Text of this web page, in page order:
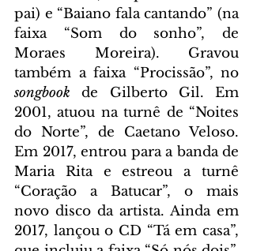
pai) e “Baiano fala cantando” (na
faixa “Som do sonho”, de
Moraes Moreira). Gravou
songbook de Gilberto Gil. Em
2001, atuou na turnê de “Noites
Em 2017, entrou para a banda de
Maria Rita e estreou a turnê
“Coração a Batucar”, o mais
novo disco da artista. Ainda em
2017, lançou o CD “Tá em casa”,